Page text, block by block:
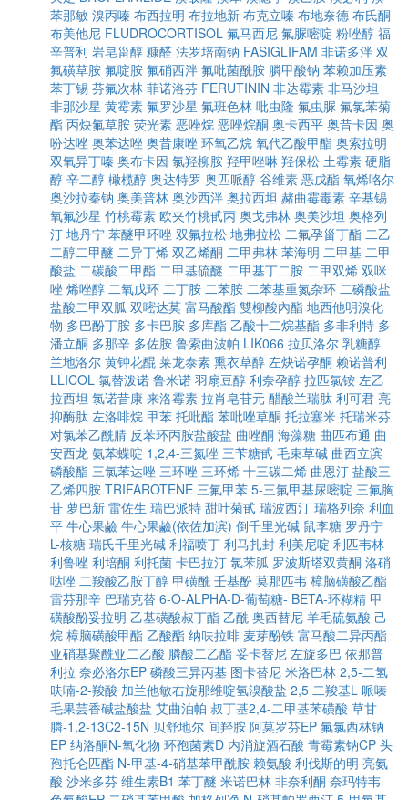
苯那敏 溴丙嗪 布西拉明 布拉地新 布克立嗪 布地奈德 布氏酮
布美他尼 FLUDROCORTISOL 氟马西尼 氟脲嘧啶 粉唑醇 福
辛普利 岩皂甾醇 糠醛 法罗培南钠 FASIGLIFAM 非诺多泮 双
氟磺草胺 氟啶胺 氟硝西泮 氟吡菌酰胺 膦甲酸钠 苯赖加压素
苯丁锡 芬氟次林 菲诺洛芬 FERUTININ 非达霉素 非马沙坦
非那沙星 黄霉素 氟罗沙星 氟班色林 吡虫隆 氟虫脲 氟氯苯菊
酯 丙炔氟草胺 荧光素 恶唑烷 恶唑烷酮 奥卡西平 奥昔卡因 奥
吩达唑 奥苯达唑 奥昔康唑 环氧乙烷 氧代乙酸甲酯 奥索拉明
双氧异丁嗪 奥布卡因 氯羟柳胺 羟甲唑啉 羟保松 土霉素 硬脂
醇 辛二醇 橄榄醇 奥达特罗 奥匹哌醇 谷维素 恶戊酯 氧烯咯尔
奥沙拉秦钠 奥美普林 奥沙西泮 奥拉西坦 赭曲霉毒素 辛基锡
氧氟沙星 竹桃霉素 欧夹竹桃甙丙 奥戈弗林 奥美沙坦 奥格列
汀 地丹宁 苯醚甲环唑 双氟拉松 地弗拉松 二氟孕甾丁酯 二乙
二醇二甲醚 二异丁烯 双乙烯酮 二甲弗林 苯海明 二甲基 二甲
酸盐 二碳酸二甲酯 二甲基硫醚 二甲基丁二胺 二甲双烯 双咪
唑 烯唑醇 二氧戊环 二丁胺 二苯胺 二苯基重氮杂环 二磷酸盐
盐酸二甲双胍 双嘧达莫 富马酸酯 雙柳酸內酯 地西他明溴化
物 多巴酚丁胺 多卡巴胺 多库酯 乙酸十二烷基酯 多非利特 多
潘立酮 多那辛 多佐胺 鲁索曲波帕 LIK066 拉贝洛尔 乳糖醇
兰地洛尔 黄钟花醌 莱龙泰素 熏衣草醇 左炔诺孕酮 赖诺普利
LLICOL 氯替泼诺 鲁米诺 羽扇豆醇 利奈孕醇 拉匹氯铵 左乙
拉西坦 氯诺昔康 来洛霉素 拉肖皂苷元 醋酸兰瑞肽 利可君 亮
抑酶肽 左洛啡烷 甲苯 托吡酯 苯吡唑草酮 托拉塞米 托瑞米芬
对氯苯乙酰腈 反苯环丙胺盐酸盐 曲唑酮 海藻糖 曲匹布通 曲
安西龙 氨苯蝶啶 1,2,4-三氮唑 三苄糖甙 毛束草碱 曲西立滨
磷酸酯 三氯苯达唑 三环唑 三环烯 十三碳二烯 曲恩汀 盐酸三
乙烯四胺 TRIFAROTENE 三氟甲苯 5-三氟甲基尿嘧啶 三氟胸
苷 萝巴新 雷佐生 瑞巴派特 甜叶菊甙 瑞波西汀 瑞格列奈 利血
平 牛心果鹼 牛心果鹼(依佐加滨) 倒千里光碱 鼠李糖 罗丹宁
L-核糖 瑞氏千里光碱 利福喷丁 利马扎封 利美尼啶 利匹韦林
利鲁唑 利培酮 利托菌 卡巴拉汀 氯苯胍 罗波斯塔双黄酮 洛硝
哒唑 二羧酸乙胺丁醇 甲磺酰 壬基酚 莫那匹韦 樟脑磺酸乙酯
雷芬那辛 巴瑞克替 6-O-ALPHA-D-葡萄糖- BETA-环糊精 甲
磺酸酚妥拉明 乙基磺酸叔丁酯 乙酰 奥西替尼 羊毛硫氨酸 己
烷 樟脑磺酸甲酯 乙酸酯 纳呋拉啡 麦芽酚铁 富马酸二异丙酯
亚硝基聚酰亚二乙酸 膦酸二乙酯 妥卡替尼 左旋多巴 依那普
利拉 奈必洛尔EP 磷酸三异丙基 图卡替尼 米洛巴林 2,5-二氢
呋喃-2-羧酸 加兰他敏右旋那维啶氢溴酸盐 2,5 二羧基L 哌嗪
毛果芸香碱盐酸盐 艾曲泊帕 叔丁基2,4-二甲基苯磺酸 草甘
膦-1,2-13C2-15N 贝舒地尔 间羟胺 阿莫罗芬EP 氟氯西林钠
EP 纳洛酮N-氧化物 环孢菌素D 内消旋酒石酸 青霉素钠CP 头
孢托仑匹酯 N-甲基-4-硝基苯甲酰胺 赖氨酸 利伐斯的明 亮氨
酸 沙米多芬 维生素B1 苯丁醚 米诺巴林 非奈利酮 奈玛特韦